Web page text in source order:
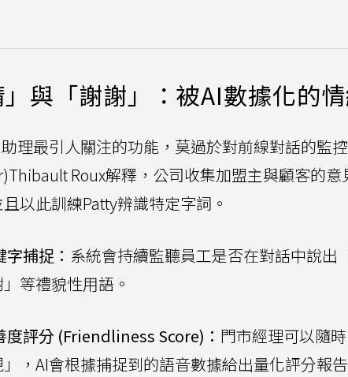
」與「謝謝」：被AI數據化的
理最引人關注的功能，莫過於對前線對話的監
Roux解釋，公司收集加盟主與顧客的
以此訓練Patty辨識特定字詞。
字捕捉： 系統會持續監聽員工是否在對話中說
」等禮貌性用語。
度評分 (Friendliness Score)： 門市經理可以隨
，AI會根據捕捉到的語音數據給出量化評分報告